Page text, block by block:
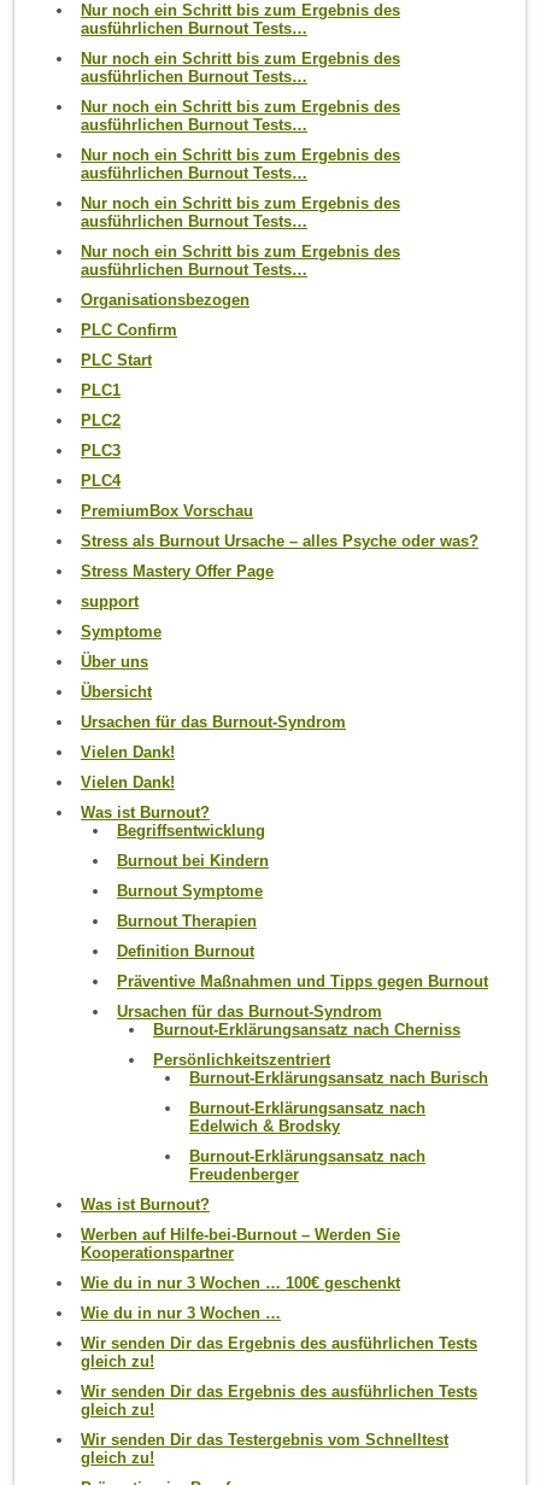
Nur noch ein Schritt bis zum Ergebnis des
ausführlichen Burnout Tests…
Nur noch ein Schritt bis zum Ergebnis des
ausführlichen Burnout Tests…
Nur noch ein Schritt bis zum Ergebnis des
ausführlichen Burnout Tests…
Nur noch ein Schritt bis zum Ergebnis des
ausführlichen Burnout Tests…
Nur noch ein Schritt bis zum Ergebnis des
ausführlichen Burnout Tests…
Nur noch ein Schritt bis zum Ergebnis des
ausführlichen Burnout Tests…
Organisationsbezogen
PLC Confirm
PLC Start
PLC1
PLC2
PLC3
PLC4
PremiumBox Vorschau
Stress als Burnout Ursache – alles Psyche oder was?
Stress Mastery Offer Page
support
Symptome
Über uns
Übersicht
Ursachen für das Burnout-Syndrom
Vielen Dank!
Vielen Dank!
Was ist Burnout?
Begriffsentwicklung
Burnout bei Kindern
Burnout Symptome
Burnout Therapien
Definition Burnout
Präventive Maßnahmen und Tipps gegen Burnout
Ursachen für das Burnout-Syndrom
Burnout-Erklärungsansatz nach Cherniss
Persönlichkeitszentriert
Burnout-Erklärungsansatz nach Burisch
Burnout-Erklärungsansatz nach
Edelwich & Brodsky
Burnout-Erklärungsansatz nach
Freudenberger
Was ist Burnout?
Werben auf Hilfe-bei-Burnout – Werden Sie
Kooperationspartner
Wie du in nur 3 Wochen … 100€ geschenkt
Wie du in nur 3 Wochen …
Wir senden Dir das Ergebnis des ausführlichen Tests
gleich zu!
Wir senden Dir das Ergebnis des ausführlichen Tests
gleich zu!
Wir senden Dir das Testergebnis vom Schnelltest
gleich zu!